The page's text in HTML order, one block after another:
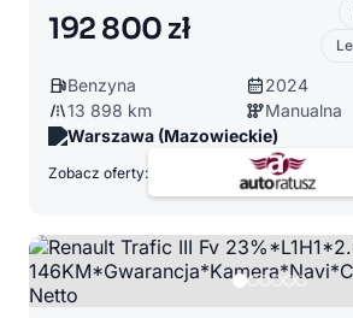
192 800 zł
Benzyna
2024
13 898 km
Manualna
Warszawa (Mazowieckie)
Zobacz oferty: